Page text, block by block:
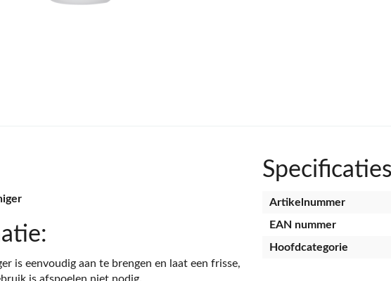
is eenvoudig aan te brengen en laat een frisse,
Specificaties
Artikelnummer
EAN nummer
Hoofdcategorie